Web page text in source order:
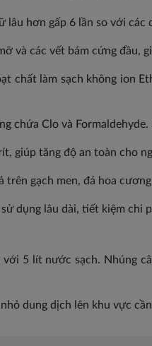
lâu hơn gấp 6 lần so với
và các vết bám cứng đầu,
chất làm sạch không ion
chứa Clo và
giúp tăng độ an toàn cho
trên gạch men, đá hoa
dụng lâu dài, tiết kiệm chi
5 lít nước sạch. Nhúng
dung dịch lên khu vực